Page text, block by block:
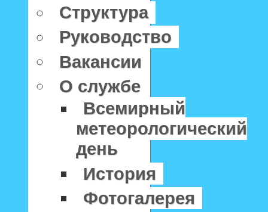
Структура
Руководство
Вакансии
О службе
Всемирный
метеорологический
день
История
Фотогалерея